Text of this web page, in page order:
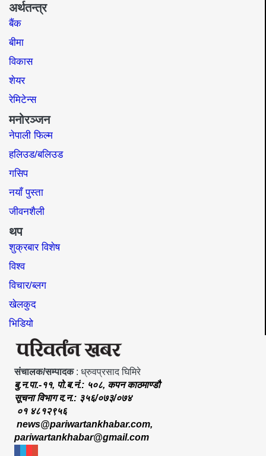
अर्थतन्त्र
बैंक
बीमा
विकास
शेयर
रेमिटेन्स
मनोरञ्जन
नेपाली फिल्म
हलिउड/बलिउड
गसिप
नयाँ पुस्ता
जीवनशैली
थप
शुक्रबार विशेष
विश्व
विचार/ब्लग
खेलकुद
भिडियो
संचालक/सम्पादक: ध्रुवप्रसाद घिमिरे
बु.न.पा.-११, पो.ब.नं.: ५०८, कपन काठमाण्डौ
सूचना विभाग द.न.: ३५६/०७३/०७४
०१ ४८१२९५६
news@pariwartankhabar.com,
pariwartankhabar@gmail.com